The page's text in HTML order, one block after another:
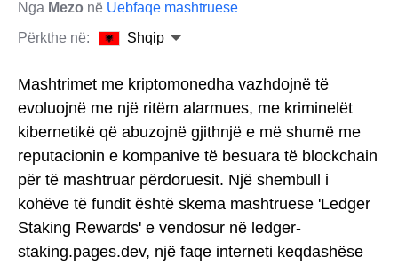
Nga Mezo në Uebfaqe mashtruese
Përkthe në:
Shqip
Mashtrimet me kriptomonedha vazhdojnë të
evoluojnë me një ritëm alarmues, me kriminelët
kibernetikë që abuzojnë gjithnjë e më shumë me
reputacionin e kompanive të besuara të blockchain
për të mashtruar përdoruesit. Një shembull i
kohëve të fundit është skema mashtruese 'Ledger
Staking Rewards' e vendosur në ledger-
staking.pages.dev, një faqe interneti keqdashëse